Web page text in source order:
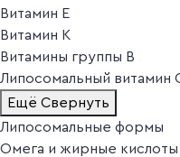
Витамин E
Витамин K
Витамины группы B
Липосомальный витамин
Ещё Свернуть
Липосомальные формы
Омега и жирные кислоты